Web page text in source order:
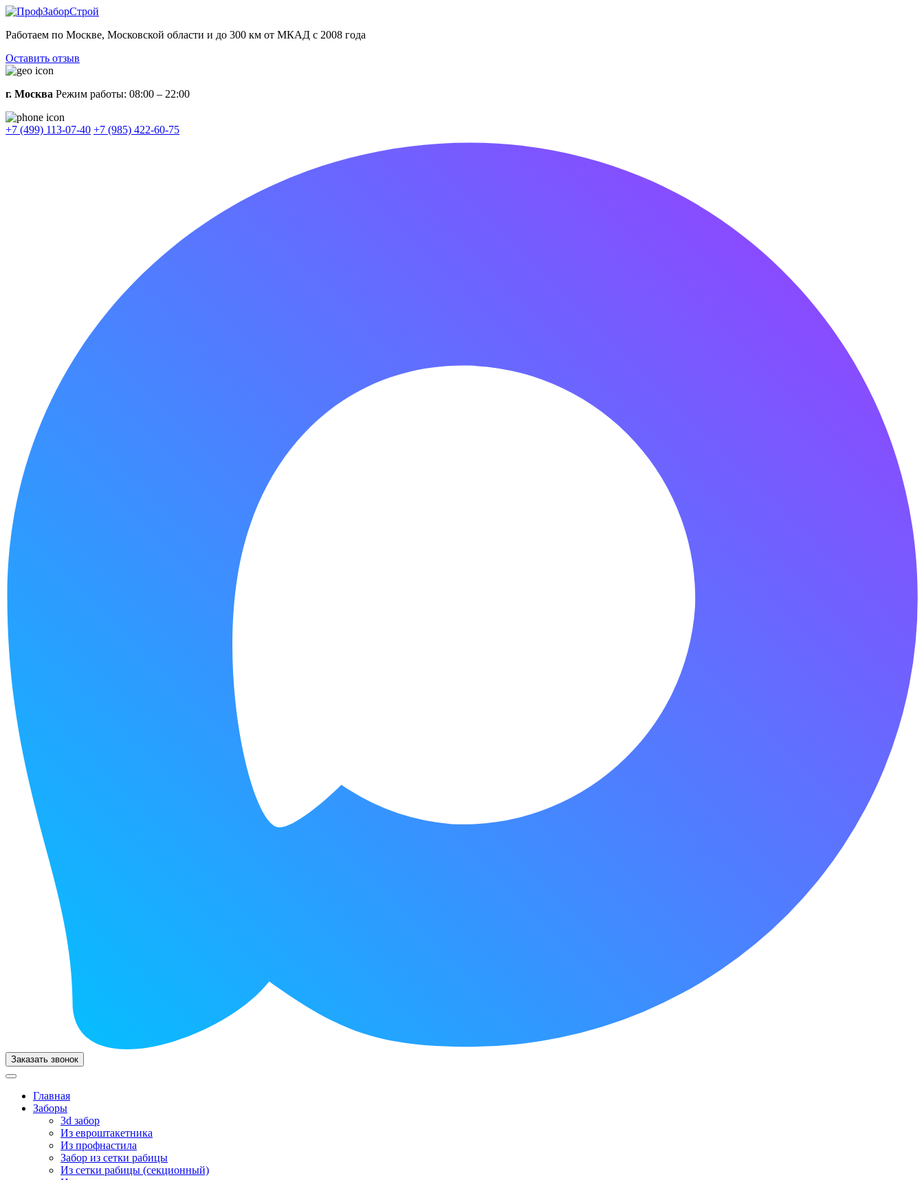
Работаем по Москве, Московской области и до 300 км от МКАД с 2008 года
Оставить отзыв
г. Москва Режим работы: 08:00 – 22:00
+7 (499) 113-07-40 +7 (985) 422-60-75
Заказать звонок
Главная
Заборы
3d забор
Из евроштакетника
Из профнастила
Забор из сетки рабицы
Из сетки рабицы (секционный)